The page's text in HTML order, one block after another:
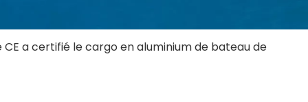
CE a certifié le cargo en aluminium de bateau de